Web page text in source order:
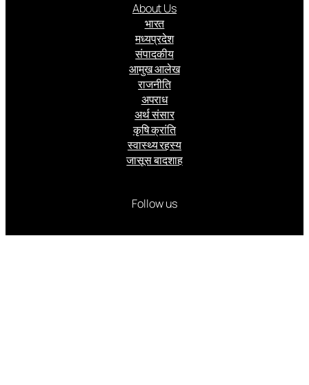
About Us
भारत
मध्यप्रदेश
संपादकीय
आमुख आलेख
राजनीति
अपराध
अर्थ संसार
कृषि क्रांति
स्वास्थ्य रहस्य
जासूस बादशाह
Follow us